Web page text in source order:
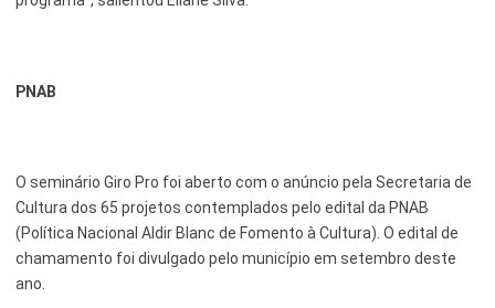
PNAB
O seminário Giro Pro foi aberto com o anúncio pela Secretaria de
Cultura dos 65 projetos contemplados pelo edital da PNAB
(Política Nacional Aldir Blanc de Fomento à Cultura). O edital de
chamamento foi divulgado pelo município em setembro deste
ano.